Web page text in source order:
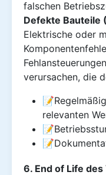
falschen
Defekte Bauteile
Elektrische oder
verursachen, die
relevanten
6. End of Life